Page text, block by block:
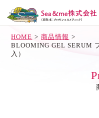
HOME
商品情報
BLOOMING GEL SERUM
入）